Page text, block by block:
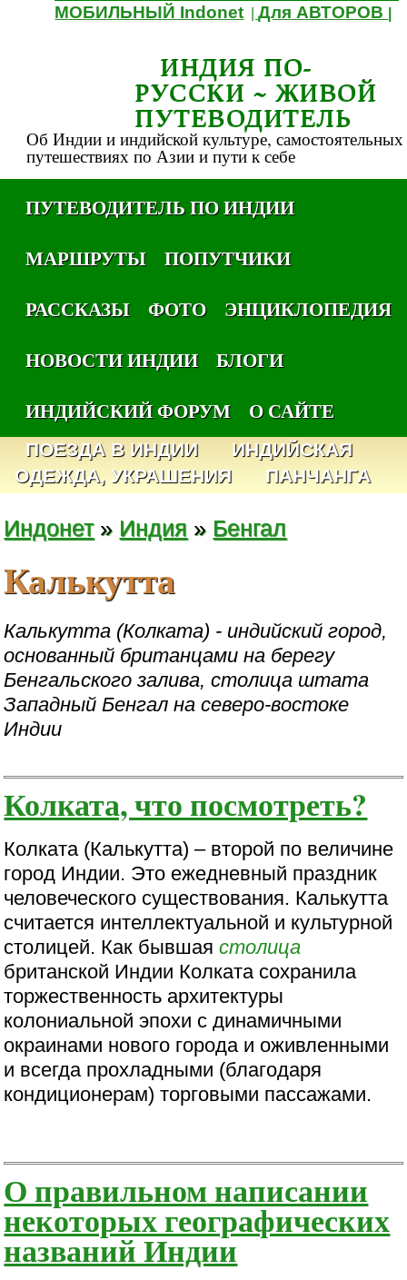
МОБИЛЬНЫЙ Indonet |Для АВТОРОВ
ИНДИЯ ПО-
РУССКИ ~ ЖИВОЙ
ПУТЕВОДИТЕЛЬ
Об Индии и индийской культуре, самостоятельных
путешествиях по Азии и пути к себе
ПУТЕВОДИТЕЛЬ ПО ИНДИИ
МАРШРУТЫ
ПОПУТЧИКИ
РАССКАЗЫ
ФОТО
ЭНЦИКЛОПЕДИЯ
НОВОСТИ ИНДИИ
БЛОГИ
ИНДИЙСКИЙ ФОРУМ
О САЙТЕ
ПОЕЗДА В ИНДИИ
ИНДИЙСКАЯ
ОДЕЖДА, УКРАШЕНИЯ
ПАНЧАНГА
Индонет» Индия » Бенгал
Калькутта
Калькутта (Колката) - индийский город,
основанный британцами на берегу
Бенгальского залива, столица штата
Западный Бенгал на северо-востоке
Индии
Колката, что посмотреть?
Колката (Калькутта) – второй по величине
город Индии. Это ежедневный праздник
человеческого существования. Калькутта
считается интеллектуальной и культурной
столицей. Как бывшаястолица
британской Индии Колката сохранила
торжественность архитектуры
колониальной эпохи с динамичными
окраинами нового города и оживленными
и всегда прохладными (благодаря
кондиционерам) торговыми пассажами.
О правильном написании
некоторых географических
названий Индии